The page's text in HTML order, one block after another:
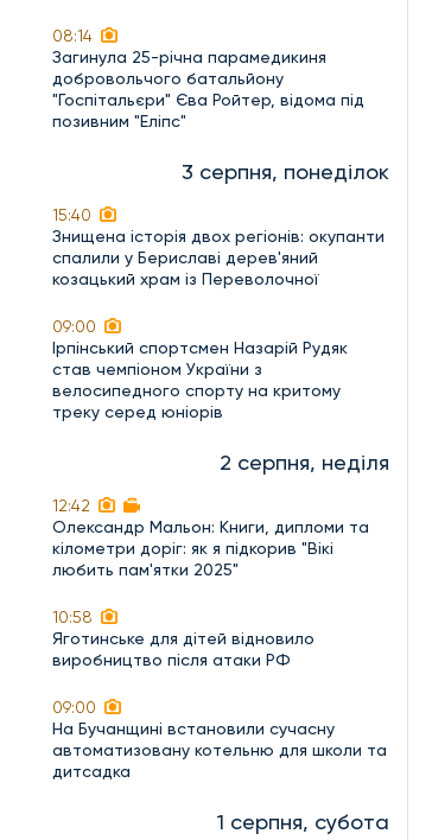
08:14
Загинула 25-річна парамедикиня
добровольчого батальйону
"Госпітальєри" Єва Ройтер, відома під
позивним "Еліпс"
3 серпня, понеділок
15:40
Знищена історія двох регіонів: окупанти
спалили у Бериславі дерев'яний
козацький храм із Переволочної
09:00
Ірпінський спортсмен Назарій Рудяк
став чемпіоном України з
велосипедного спорту на критому
треку серед юніорів
2 серпня, неділя
12:42
Олександр Мальон: Книги, дипломи та
кілометри доріг: як я підкорив "Вікі
любить пам'ятки 2025"
10:58
Яготинське для дітей відновило
виробництво після атаки РФ
09:00
На Бучанщині встановили сучасну
автоматизовану котельню для школи та
дитсадка
1 серпня, субота